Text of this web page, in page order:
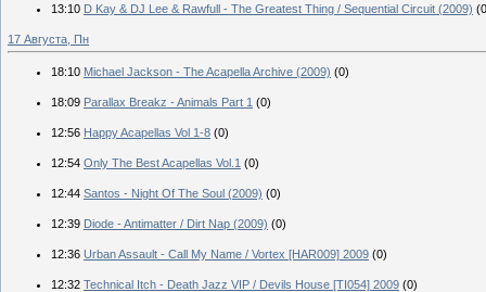
13:10 D Kay & DJ Lee & Rawfull - The Greatest Thing / Sequential Circuit (2009)
17 Августа, Пн
18:10 Michael Jackson - The Acapella Archive (2009) (0)
18:09 Parallax Breakz - Animals Part 1 (0)
12:56 Happy Acapellas Vol 1-8 (0)
12:54 Only The Best Acapellas Vol.1 (0)
12:44 Santos - Night Of The Soul (2009) (0)
12:39 Diode - Antimatter / Dirt Nap (2009) (0)
12:36 Urban Assault - Call My Name / Vortex [HAR009] 2009 (0)
12:32 Technical Itch - Death Jazz VIP / Devils House [TI054] 2009 (0)